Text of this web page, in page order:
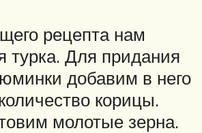
рецепта нам
турка. Для придания
добавим в него
корицы.
молотые зерна.